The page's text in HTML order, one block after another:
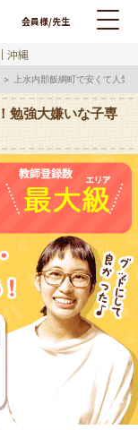
会員様/先生
沖縄
上水内郡飯綱町で安くて人気
勉強大嫌いな子専